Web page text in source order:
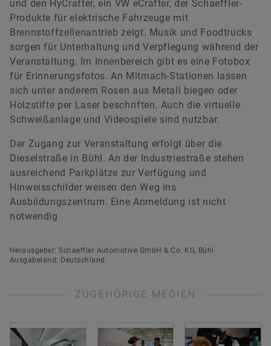
und den HyCrafter, ein VW eCrafter, der Schaeffler-
Produkte für elektrische Fahrzeuge mit
Brennstoffzellenantrieb zeigt. Musik und Foodtrucks
sorgen für Unterhaltung und Verpflegung während der
Veranstaltung. Im Innenbereich gibt es eine Fotobox
für Erinnerungsfotos. An Mitmach-Stationen lassen
sich unter anderem Rosen aus Metall biegen oder
Holzstifte per Laser beschriften. Auch die virtuelle
Schweißanlage und Videospiele sind nutzbar.
Der Zugang zur Veranstaltung erfolgt über die
Dieselstraße in Bühl. An der Industriestraße stehen
ausreichend Parkplätze zur Verfügung und
Hinweisschilder weisen den Weg ins
Ausbildungszentrum. Eine Anmeldung ist nicht
notwendig
Herausgeber: Schaeffler Automotive GmbH & Co. KG, Bühl
Ausgabeland: Deutschland
ZUGEHÖRIGE MEDIEN